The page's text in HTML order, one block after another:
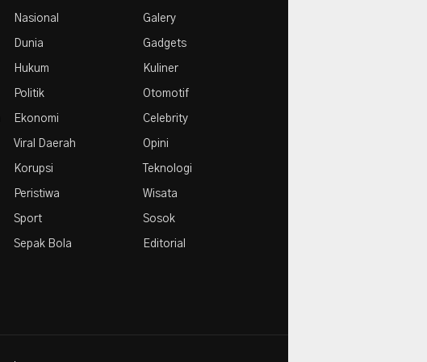
Pare
Nasional
Dunia
Hukum
Politik
Ekonomi
Viral Daerah
Korupsi
Peristiwa
Sport
Sepak Bola
Galery
Gadgets
Kuliner
Otomotif
Celebrity
Opini
Teknologi
Wisata
Sosok
Editorial